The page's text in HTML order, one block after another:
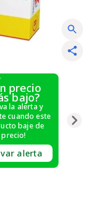
precio
bajo?
la alerta y
cuando este
baje de
precio!
alerta